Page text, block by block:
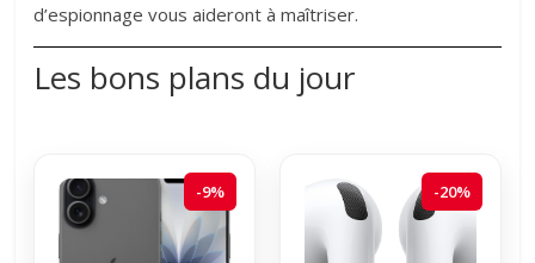
d’espionnage vous aideront à maîtriser.
Les bons plans du jour
-9% -20%